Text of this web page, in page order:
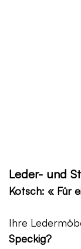
Leder- und
Kotsch: « Für
Ihre
Speckig?